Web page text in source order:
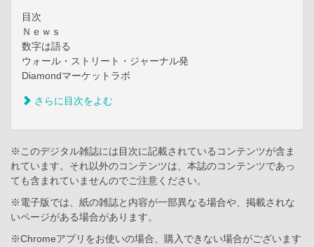
目次
Ｎｅｗｓ
数字は語る
ウォール・ストリート・ジャーナル発
Diamondマーケットラボ
さらに目次をよむ
※このデジタル雑誌には目次に記載されているコンテンツが含ま
れています。それ以外のコンテンツは、本誌のコンテンツであっ
ても含まれていませんのでご注意ください。
※電子版では、紙の雑誌と内容が一部異なる場合や、掲載されな
いページがある場合があります。
※Chromeアプリをお使いの場合、購入できない場合がございます